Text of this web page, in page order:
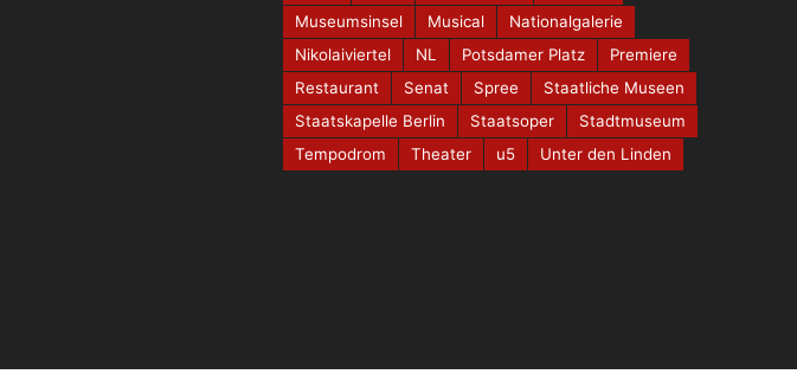
Museumsinsel
Musical
Nationalgalerie
Nikolaiviertel
NL Potsdamer Platz
Premiere
Restaurant
Senat Spree
Staatliche Museen
Staatskapelle Berlin
Staatsoper
Stadtmuseum
Tempodrom
Theater u5 Unter den Linden